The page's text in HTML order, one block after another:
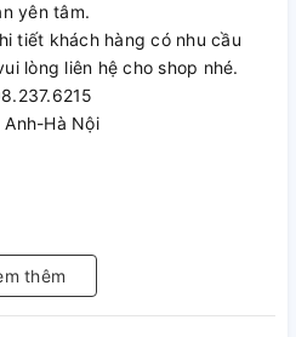
yên tâm.
tiết khách hàng có nhu cầu
lòng liên hệ cho shop nhé.
Hà Nội
thêm